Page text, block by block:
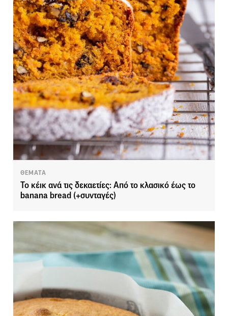
ΘΕΜΑΤΑ
Το κέικ ανά τις δεκαετίες: Από το κλασικό έως το
banana bread (+συνταγές)